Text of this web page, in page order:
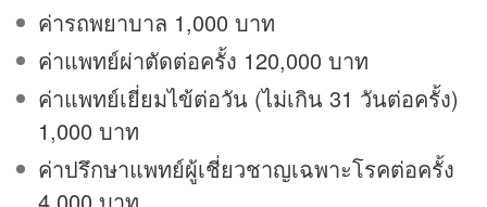
ค่ารถพยาบาล 1,000 บาท
ค่าแพทย์ผ่าตัดต่อครั้ง 120,000 บาท
ค่าแพทย์เยี่ยมไข้ต่อวัน (ไม่เกิน 31 วันต่อครั้ง)
1,000 บาท
ค่าปรึกษาแพทย์ผู้เชี่ยวชาญเฉพาะโรคต่อครั้ง